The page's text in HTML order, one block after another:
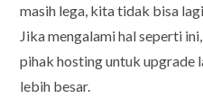
masih lega, kita tidak bisa
Jika mengalami hal seperti
pihak hosting untuk upgrade
lebih besar.